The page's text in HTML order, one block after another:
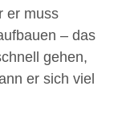
er muss
– das
gehen,
er sich viel